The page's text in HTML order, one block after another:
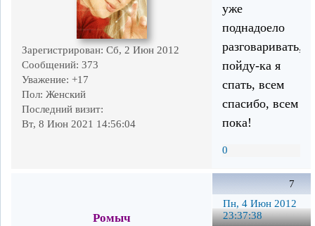
Зарегистрирован: Сб, 2 Июн 2012
Сообщений: 373
Уважение: +17
Пол: Женский
Последний визит:
Вт, 8 Июн 2021 14:56:04
уже
поднадоело
разговаривать,
пойду-ка я
спать, всем
спасибо, всем
пока!
0
7
Пн, 4 Июн 2012
23:37:38
Ромыч